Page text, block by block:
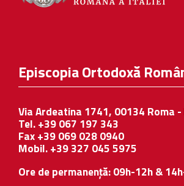
Episcopia Ortodoxă
Via Ardeatina 1741, 00134 Roma
Tel. +39 067 197 343
Fax +39 069 028 0940
Mobil. +39 327 045 5975
Ore de permanență: 09h-12h &